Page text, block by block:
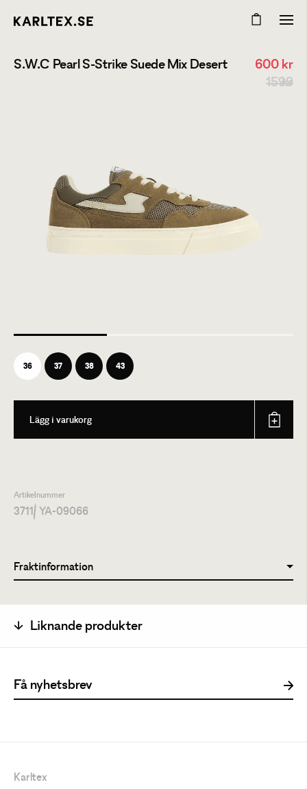
S.W.C Pearl S-Strike Suede Mix Desert 600 kr
1599 kr
36 37 38 43
Lägg i varukorg
Artikelnummer
3711/ YA-09066
Fraktinformation
Liknande produkter
Karltex